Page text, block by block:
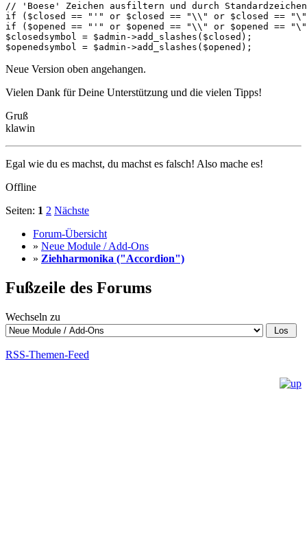
// 'Boese' Zeichen ausfiltern und durch
if ($closed == "'" or $closed == "\\" or $closed ==
if ($opened == "'" or $opened == "\\" or $opened ==
$closedsymbol = $admin->add_slashes($closed);
$openedsymbol = $admin->add_slashes($opened);
Neue Version oben angehangen.
Vielen Dank für Deine Unterstützung und die vielen Tipps!
Gruß
klawin
Egal wie du es machst, du machst es falsch! Also mache es!
Offline
Seiten: 1 2 Nächste
Forum-Übersicht
» Neue Module / Add-Ons
» Ziehharmonika ("Accordion")
Fußzeile des Forums
Wechseln zu
RSS-Themen-Feed